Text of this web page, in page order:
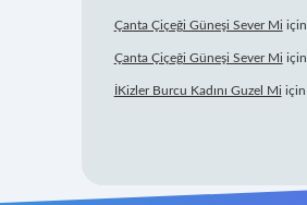
Çanta Çiçeği Güneşi Sever Mi için
Çanta Çiçeği Güneşi Sever Mi için
İKizler Burcu Kadını Guzel Mi için